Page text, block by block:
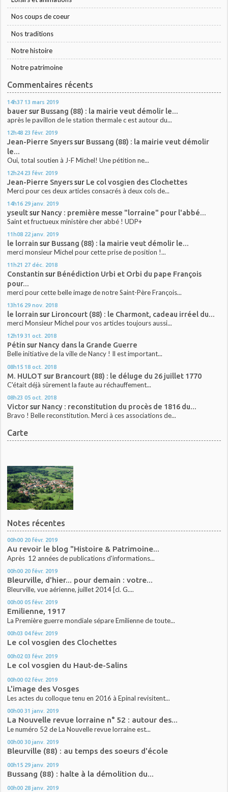
Nos coups de coeur
Nos traditions
Notre histoire
Notre patrimoine
Commentaires récents
14h37 13 mars 2019
bauersur Bussang (88) : la mairie veut démolir le...
après le pavillon de le station thermale c est autour du...
12h48 23 févr. 2019
Jean-Pierre Snyerssur Bussang (88) : la mairie veut démolir
le...
Oui, total soutien à J-F Michel! Une pétition ne...
12h24 23 févr. 2019
Jean-Pierre Snyerssur Le col vosgien des Clochettes
Merci pour ces deux articles consacrés à deux cols de...
14h16 29 janv. 2019
yseultsur Nancy : première messe "lorraine" pour l'abbé...
Saint et fructueux ministère cher abbé ! UDP+
11h08 22 janv. 2019
le lorrain sur Bussang (88) : la mairie veut démolir le...
merci monsieur Michel pour cette prise de position !...
11h21 27 déc. 2018
Constantin sur Bénédiction Urbi et Orbi du pape François
pour...
merci pour cette belle image de notre Saint-Père François...
13h16 29 nov. 2018
le lorrain sur Lironcourt (88) : le Charmont, cadeau irréel du...
merci Monsieur Michel pour vos articles toujours aussi...
12h19 31 oct. 2018
Pétin sur Nancy dans la Grande Guerre
Belle initiative de la ville de Nancy ! Il est important...
08h15 18 oct. 2018
M. HULOT sur Brancourt (88) : le déluge du 26 juillet 1770
C'était déjà sûrement la faute au réchauffement...
08h23 05 oct. 2018
Victorsur Nancy : reconstitution du procès de 1816 du...
Bravo ! Belle reconstitution. Merci à ces associations de...
Carte
Notes récentes
00h00 20 févr. 2019
Au revoir le blog "Histoire & Patrimoine...
Après 12 années de publications d'informations...
00h00 20 févr. 2019
Bleurville, d'hier... pour demain : votre...
Bleurville, vue aérienne, juillet 2014 [cl. G....
00h00 05 févr. 2019
Emilienne, 1917
La Première guerre mondiale sépare Emilienne de toute...
00h03 04 févr. 2019
Le col vosgien des Clochettes
00h02 03 févr. 2019
Le col vosgien du Haut-de-Salins
00h00 02 févr. 2019
L'image des Vosges
Les actes du colloque tenu en 2016 à Epinal revisitent...
00h00 31 janv. 2019
La Nouvelle revue lorraine n° 52 : autour des...
Le numéro 52 de La Nouvelle revue lorraine est...
00h00 30 janv. 2019
Bleurville (88) : au temps des soeurs d'école
00h15 29 janv. 2019
Bussang (88) : halte à la démolition du...
00h00 28 janv. 2019